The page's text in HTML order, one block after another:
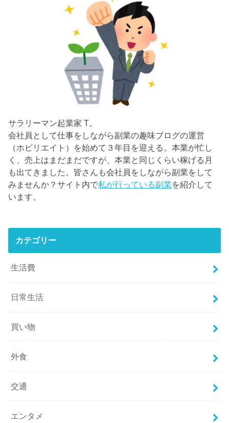
サラリーマン起業家 T。
会社員として仕事をしながら副業の趣味ブログの運営
（ホビリエイト）を始めて３年目を迎える。本業が忙し
く、売上はまだまだですが、本業と同じくらい稼げる月
も出てきました。皆さんも会社員をしながら副業をして
みませんか？サイト内で私が行っている副業を紹介して
います。
カテゴリー
生活費
日常生活
買い物
外食
交通
エンタメ